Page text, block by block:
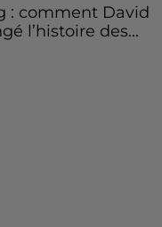
: comment David
l’histoire des...